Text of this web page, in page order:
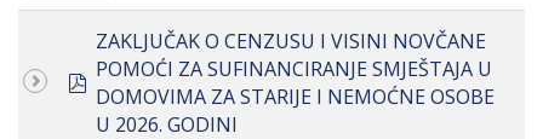
pdf
ZAKLJUČAK O CENZUSU I VISINI NOVČANE
POMOĆI ZA SUFINANCIRANJE SMJEŠTAJA U
DOMOVIMA ZA STARIJE I NEMOĆNE OSOBE
U 2026. GODINI